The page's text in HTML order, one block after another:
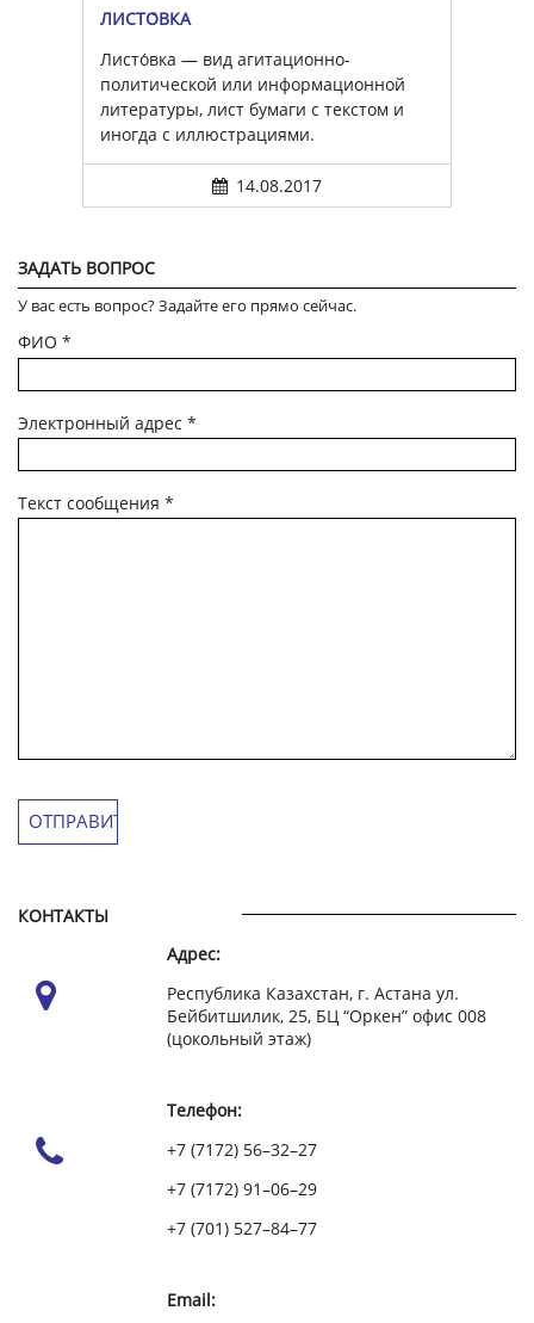
ЛИСТО́ВКА
Листо́вка — вид агитационно-
политической или информационной
литературы, лист бумаги с текстом и
иногда с иллюстрациями.
14.08.2017
ЗАДАТЬ ВОПРОС
У вас есть вопрос? Задайте его прямо сейчас.
ФИО *
Электронный адрес *
Текст сообщения *
КОНТАКТЫ
Адрес:
Республика Казахстан, г. Астана ул.
Бейбитшилик, 25, БЦ “Оркен” офис 008
(цокольный этаж)
Телефон:
+7 (7172) 56–32–27
+7 (7172) 91–06–29
+7 (701) 527–84–77
Email: